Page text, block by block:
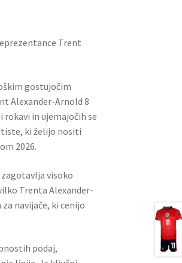
Trent
gostujočim
Alexander-Arnold 8
in ​​ujemajočih se
ki želijo nositi
2026.
visoko
Trenta Alexander-
navijače, ki cenijo
podaj,